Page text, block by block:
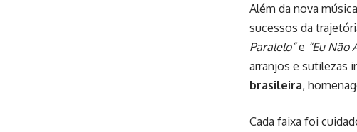
Além da nova
sucessos da
Paralelo”e “Eu Não
arranjos e sutilezas
brasileira,
Cada faixa foi